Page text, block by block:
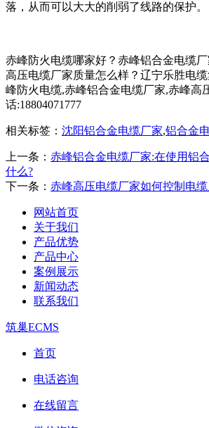
落，从而可以大大的削弱了线路的保护。
赤峰防火电缆哪家好？赤峰铝合金电缆
高压电缆厂家质量怎么样？辽宁乐胜电
峰防火电缆,赤峰铝合金电缆厂家,赤峰高
话:18804071777
相关标签： 沈阳铝合金电缆厂家,铝合金
上一条： 赤峰铝合金电缆厂家:在使用铝
什么?
下一条： 赤峰高压电缆厂家如何控制电
网站首页
关于我们
产品优势
产品中心
案例展示
新闻动态
联系我们
筑巢ECMS
首页
电话咨询
在线留言